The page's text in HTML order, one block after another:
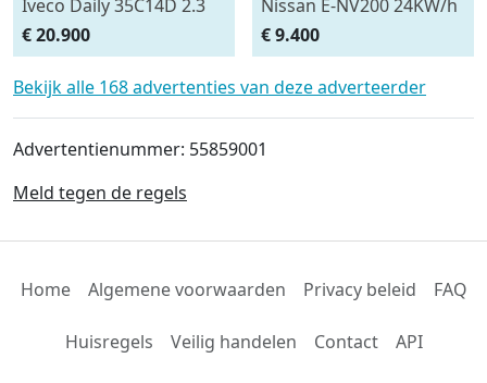
Iveco Daily 35C14D 2.3
100KW EURO6 410
DOKA Dubbelcabine
Kipper + Kist / Box
€ 20.900
Nissan E-NV200 24KW/h
Pick-Up Battery Owned
(bj 2015)
€ 9.400
Bekijk alle 168 advertenties van deze adverteerder
Advertentienummer: 55859001
Meld tegen de regels
Home Algemene voorwaarden Privacy beleid FAQ
Huisregels Veilig handelen Contact API